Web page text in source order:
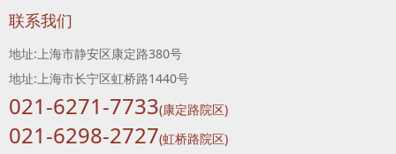
联系我们
地址:上海市静安区康定路380号
地址:上海市长宁区虹桥路1440号
021-6271-7733(康定路院区)
021-6298-2727(虹桥路院区)